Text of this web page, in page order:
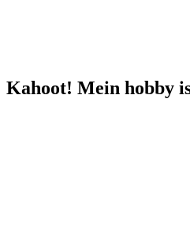
Kahoot! Mein hobby